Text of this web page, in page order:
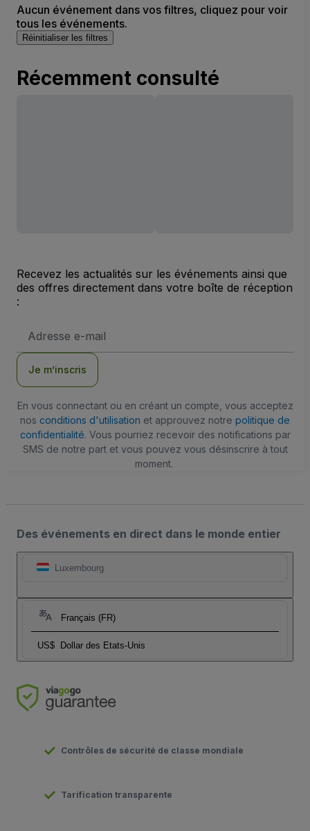
Aucun événement dans vos filtres, cliquez pour voir
tous les événements.
Réinitialiser les filtres
Récemment consulté
Recevez les actualités sur les événements ainsi que
des offres directement dans votre boîte de réception
:
e-
Je m’inscris
En vous connectant ou en créant un compte, vous acceptez
nos conditions d'utilisation et approuvez notre politique de
confidentialité. Vous pourriez recevoir des notifications par
SMS de notre part et vous pouvez vous désinscrire à tout
moment.
Des événements en direct dans le monde entier
Luxembourg
Français (FR)
US$ Dollar des Etats-Unis
Contrôles de sécurité de classe mondiale
Tarification transparente